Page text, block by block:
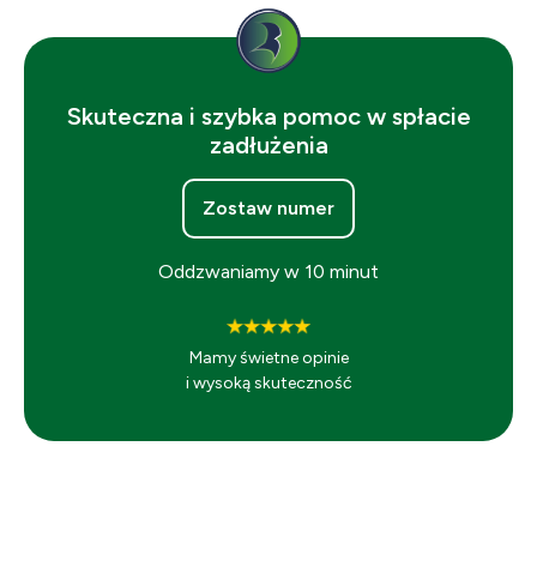
Skuteczna i szybka pomoc w spłacie
zadłużenia
Zostaw numer
Oddzwaniamy w 10 minut
Mamy świetne opinie
i wysoką skuteczność